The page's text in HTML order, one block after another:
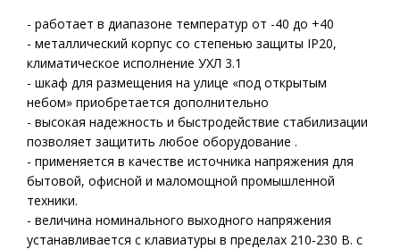
- работает в диапазоне температур от -40 до +40
- металлический корпус со степенью защиты IP20,
климатическое исполнение УХЛ 3.1
- шкаф для размещения на улице «под открытым
небом» приобретается дополнительно
- высокая надежность и быстродействие стабилизации
позволяет защитить любое оборудование .
- применяется в качестве источника напряжения для
бытовой, офисной и маломощной промышленной
техники.
- величина номинального выходного напряжения
устанавливается с клавиатуры в пределах 210-230 В. с